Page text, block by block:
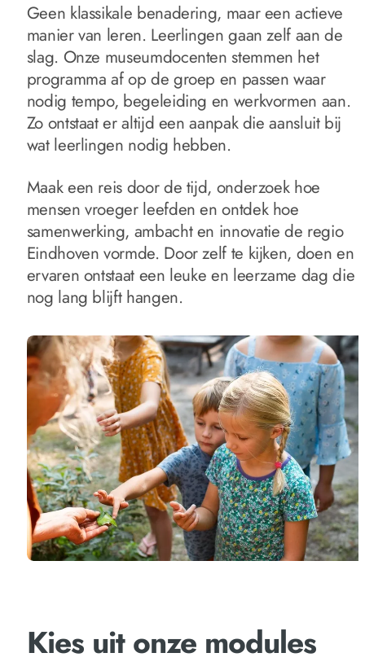
Geen klassikale benadering, maar een actieve
manier van leren. Leerlingen gaan zelf aan de
slag. Onze museumdocenten stemmen het
programma af op de groep en passen waar
nodig tempo, begeleiding en werkvormen aan.
Zo ontstaat er altijd een aanpak die aansluit bij
wat leerlingen nodig hebben.
Maak een reis door de tijd, onderzoek hoe
mensen vroeger leefden en ontdek hoe
samenwerking, ambacht en innovatie de regio
Eindhoven vormde. Door zelf te kijken, doen en
ervaren ontstaat een leuke en leerzame dag die
nog lang blijft hangen.
Kies uit onze modules